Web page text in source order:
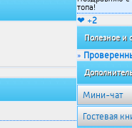
топа!
❤ +2
Полезное и
»
Мини-чат
Гостевая